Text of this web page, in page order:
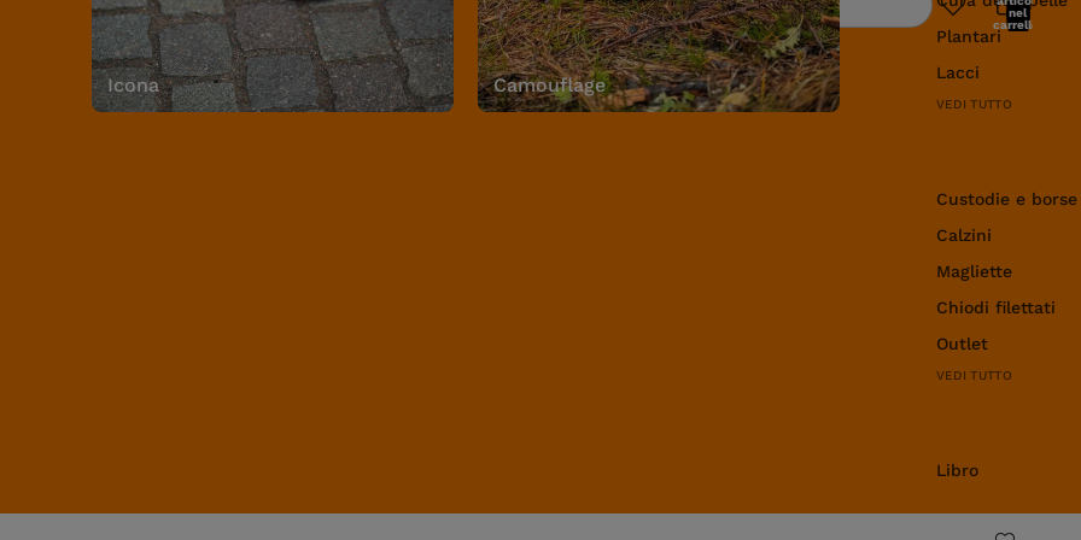
Icona Camouflage
Plantari
Lacci
VEDI TUTTO
Custodie e
Calzini
Magliette
Chiodi filettati
Outlet
VEDI TUTTO
Libro
Ricerca
nel
carrello: